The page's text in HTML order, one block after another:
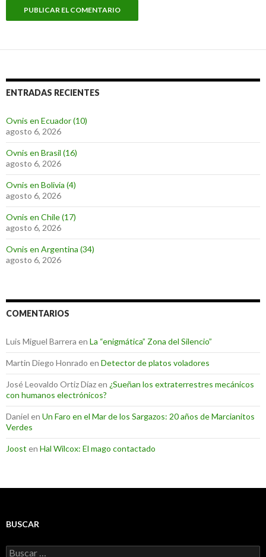
ENTRADAS RECIENTES
Ovnis en Ecuador (10)
agosto 6, 2026
Ovnis en Brasil (16)
agosto 6, 2026
Ovnis en Bolivia (4)
agosto 6, 2026
Ovnis en Chile (17)
agosto 6, 2026
Ovnis en Argentina (34)
agosto 6, 2026
COMENTARIOS
Luis Miguel Barrera en La “enigmática” Zona del Silencio”
Martin Diego Honrado en Detector de platos voladores
José Leovaldo Ortiz Díazen ¿Sueñan los extraterrestres mecánicos
con humanos electrónicos?
Daniel en Un Faro en el Mar de los Sargazos: 20 años de Marcianitos
Verdes
Joost en Hal Wilcox: El mago contactado
BUSCAR
Buscar: